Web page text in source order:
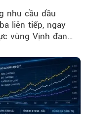
nhu cầu dầu
liên tiếp, ngay
vùng Vịnh đang